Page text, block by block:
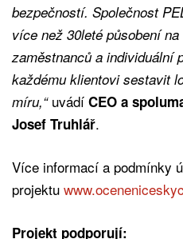
bezpečností. Společnost
více než 30leté působení
zaměstnanců a individuální
každému klientovi sestavit
míru,“uvádí CEO a
Josef Truhlář.
Více informací a podmínky
projektu
Projekt podporují: